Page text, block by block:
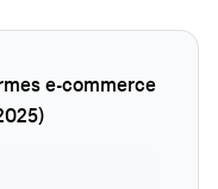
e-commerce